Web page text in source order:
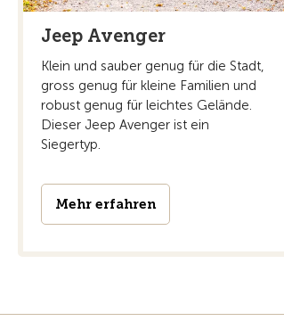
Jeep Avenger
Klein und sauber genug für die Stadt,
gross genug für kleine Familien und
robust genug für leichtes Gelände.
Dieser Jeep Avenger ist ein
Siegertyp.
Mehr erfahren